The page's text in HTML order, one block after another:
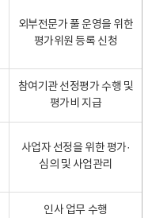
외부전문가 풀 운영을 위한
평가위원 등록 신청
참여기관 선정평가 수행 및
평가비 지급
사업자 선정을 위한 평가·
심의 및 사업관리
인사 업무 수행